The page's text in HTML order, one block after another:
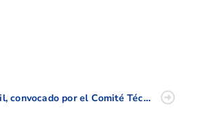
Carlos Abril, convocado por el Comité Técnico Juvenil de la RFEG